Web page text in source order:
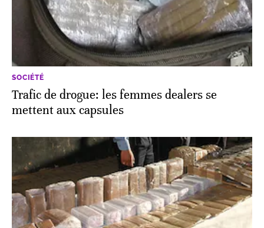
SOCIÉTÉ
Trafic de drogue: les femmes dealers se
mettent aux capsules